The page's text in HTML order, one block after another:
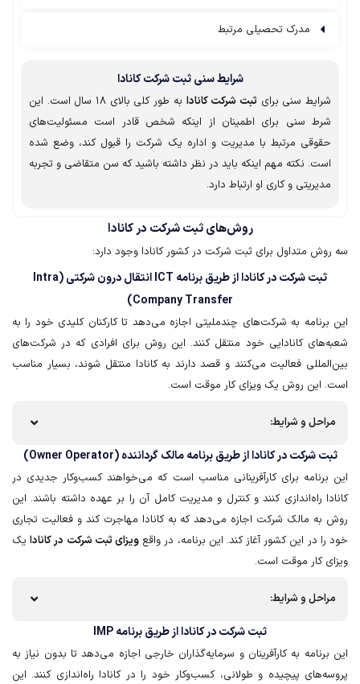
مدرک تحصیلی مرتبط
شرایط سنی ثبت شرکت کانادا
شرایط سنی برایثبت شرکت کانادا
به طور کلی بالای ۱۸ سال است. این
شرط سنی برای اطمینان از اینکه شخص قادر است مسئولیت‌های
حقوقی مرتبط با مدیریت و اداره یک شرکت را قبول کند، وضع شده
است. نکته مهم اینکه باید در نظر داشته باشید که سن متقاضی و تجربه
مدیریتی و کاری او ارتباط دارد.
روش‌های ثبت شرکت در کانادا
سه روش متداول برای ثبت شرکت در کشور کانادا وجود دارد:
ثبت شرکت در کانادا از طریق برنامه ICT انتقال درون شرکتی (Intra
Company Transfer)
این برنامه به شرکت‌های چندملیتی اجازه می‌دهد تا کارکنان کلیدی خود را به
شعبه‌های کانادایی خود منتقل کنند. این روش برای افرادی که در شرکت‌های
بین‌المللی فعالیت می‌کنند و قصد دارند به کانادا منتقل شوند، بسیار مناسب
است. این روش یک ویزای کار موقت است.
مراحل و شرایط:
ثبت شرکت در کانادا از طریق برنامه مالک گرداننده (Owner Operator)
این برنامه برای کارآفرینانی مناسب است که می‌خواهند کسب‌وکار جدیدی در
کانادا راه‌اندازی کنند و کنترل و مدیریت کامل آن را بر عهده داشته باشند. این
روش به مالک شرکت اجازه می‌دهد که به کانادا مهاجرت کند و فعالیت تجاری
خود را در این کشور آغاز کند. این برنامه، در واقعویزای ثبت شرکت در کانادایک
ویزای کار موقت است.
مراحل و شرایط:
ثبت شرکت در کانادا از طریق برنامه IMP
این برنامه به کارآفرینان و سرمایه‌گذاران خارجی اجازه می‌دهد تا بدون نیاز به
پروسه‌های پیچیده و طولانی، کسب‌وکار خود را در کانادا راه‌اندازی کنند. این